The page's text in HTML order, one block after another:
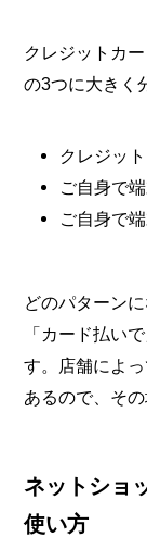
クレジットカ
の3つに大きく
クレジッ
ご自身で
ご自身で
どのパターン
「カード払い
す。店舗によ
あるので、そ
ネットショ
使い方